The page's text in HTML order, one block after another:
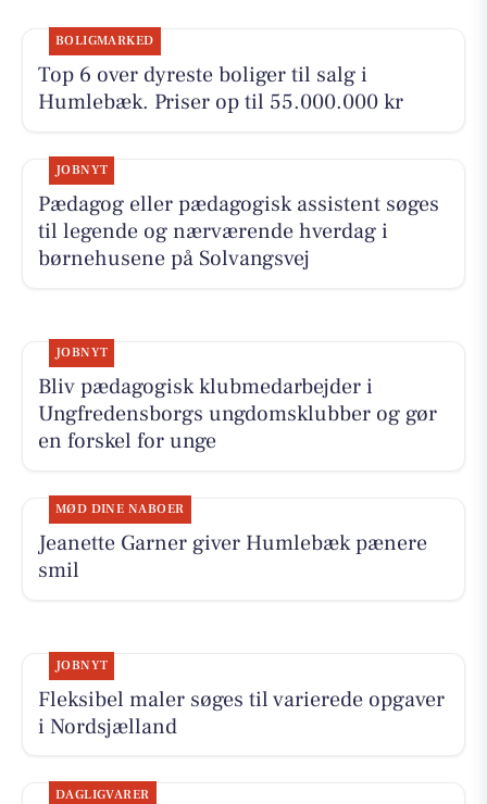
BOLIGMARKED
Top 6 over dyreste boliger til salg i
Humlebæk. Priser op til 55.000.000 kr
JOBNYT
Pædagog eller pædagogisk assistent søges
til legende og nærværende hverdag i
børnehusene på Solvangsvej
JOBNYT
Bliv pædagogisk klubmedarbejder i
Ungfredensborgs ungdomsklubber og gør
en forskel for unge
MØD DINE NABOER
Jeanette Garner giver Humlebæk pænere
smil
JOBNYT
Fleksibel maler søges til varierede opgaver
i Nordsjælland
DAGLIGVARER